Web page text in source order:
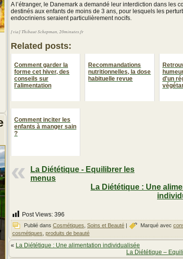
A l’étranger, le Danemark a demandé leur interdiction dans les
destinés aux enfants de moins de 3 ans, pour lesquels les
endocriniens seraient particulièrement nocifs.
[via] Thibaut Schepman, 20minutes.fr
Related posts:
Comment garder la
forme cet hiver, des
conseils sur
l'alimentation
Recommandations
nutritionnelles, la dose
habituelle revue
d'un
Comment inciter les
enfants à manger sain
?
La Diététique - Equilibrer les
menus
La Diététique : Une
Post Views: 396
Publié dans Cosmétiques Soins et Beauté | Marqué avec
cosmétiques produits de beauté
« La Diététique : Une alimentation individualisée
La Diététique –